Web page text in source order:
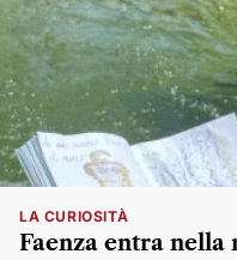
LA CURIOSITÀ
Faenza entra